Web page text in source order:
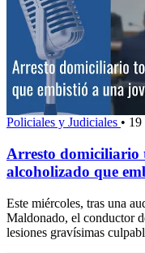
Policiales y Judiciales • 19
Arresto domiciliario
alcoholizado que
Este miércoles, tras una
Maldonado, el conductor
lesiones gravísimas